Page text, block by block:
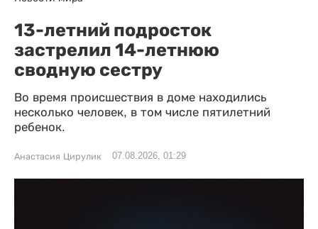
13-летний подросток
застрелил 14-летнюю
сводную сестру
Во время происшествия в доме находились
несколько человек, в том числе пятилетний
ребенок.
Анастасия Цирулик 07.08.2026, 01:29